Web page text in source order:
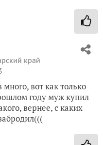
край
вот как только
году муж купил
вернее, с каких